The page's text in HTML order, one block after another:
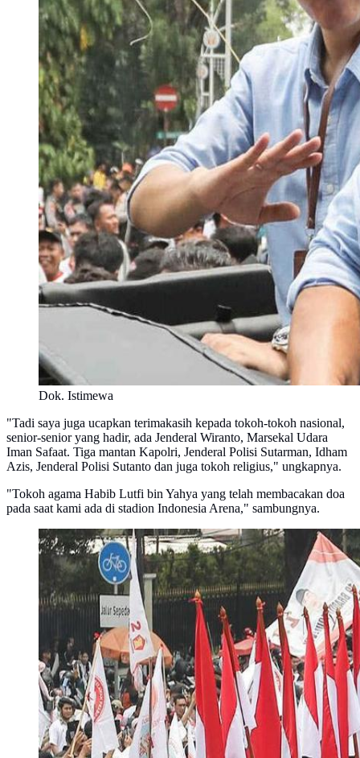
Dok. Istimewa
"Tadi saya juga ucapkan terimakasih kepada tokoh-tokoh nasional,
senior-senior yang hadir, ada Jenderal Wiranto, Marsekal Udara
Iman Safaat. Tiga mantan Kapolri, Jenderal Polisi Sutarman, Idham
Azis, Jenderal Polisi Sutanto dan juga tokoh religius," ungkapnya.
"Tokoh agama Habib Lutfi bin Yahya yang telah membacakan doa
pada saat kami ada di stadion Indonesia Arena," sambungnya.